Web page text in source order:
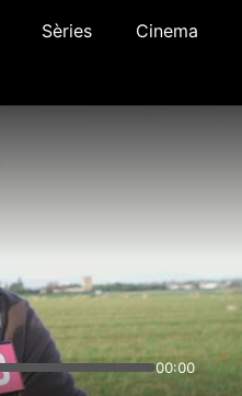
Sèries Cinema
00:00